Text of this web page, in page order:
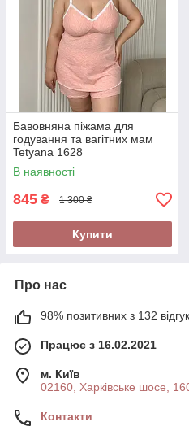
Бавовняна піжама для
годування та вагітних мам
Tetyana 1628
В наявності
845 ₴ 1 300 ₴
Купити
Про нас
98% позитивних з 132
Працює з 16.02.2021
м. Київ
02160, Харківське шосе,
Контакти